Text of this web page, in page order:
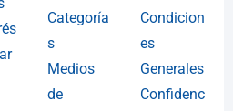
Categoría
s
Medios
de
Condicion
es
Generales
Confidenc